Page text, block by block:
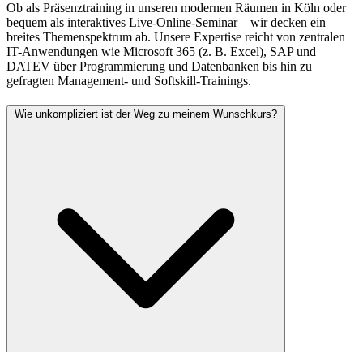
Ob als Präsenztraining in unseren modernen Räumen in Köln oder
bequem als interaktives Live-Online-Seminar – wir decken ein
breites Themenspektrum ab. Unsere Expertise reicht von zentralen
IT-Anwendungen wie Microsoft 365 (z. B. Excel), SAP und
DATEV über Programmierung und Datenbanken bis hin zu
gefragten Management- und Softskill-Trainings.
Wie unkompliziert ist der Weg zu meinem Wunschkurs?